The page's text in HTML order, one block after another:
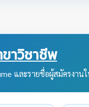
าวิชาชีพ
และรายชื่อผู้สมัครงาน